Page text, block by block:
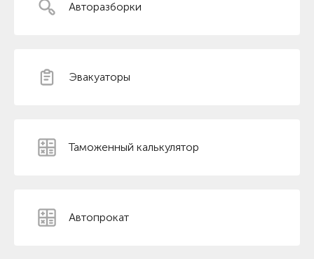
Авторазборки
Эвакуаторы
Таможенный калькулятор
Автопрокат